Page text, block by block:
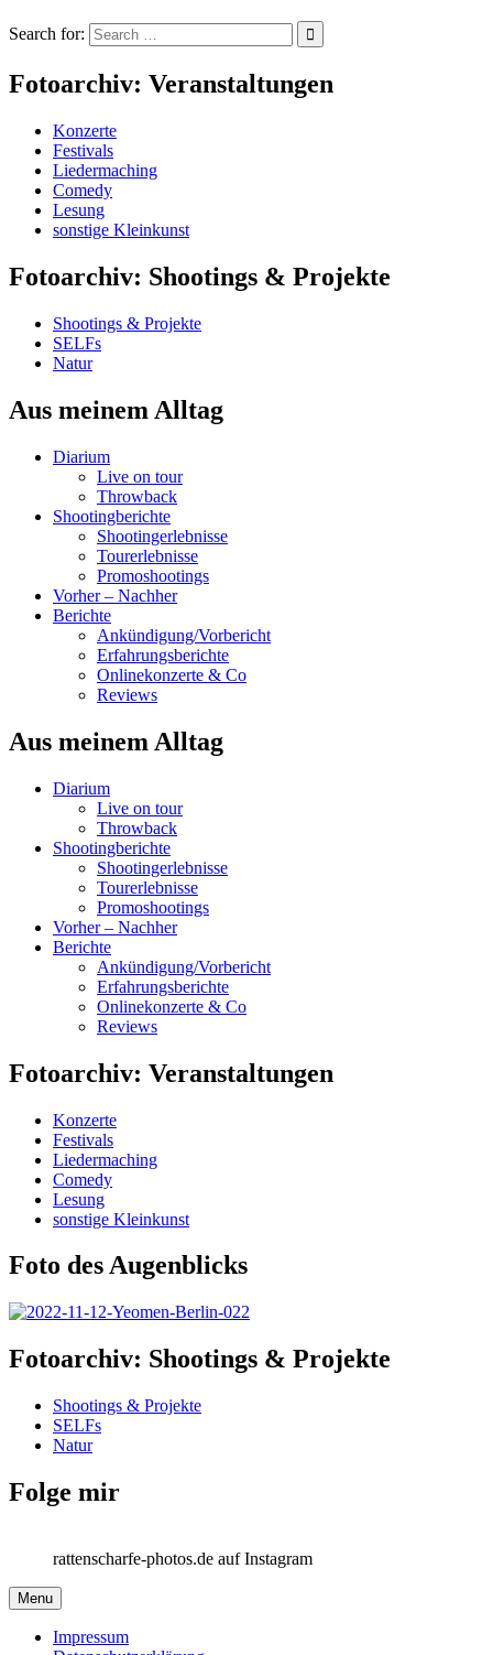
Search for:
Fotoarchiv: Veranstaltungen
Konzerte
Festivals
Liedermaching
Comedy
Lesung
sonstige Kleinkunst
Fotoarchiv: Shootings & Projekte
Shootings & Projekte
SELFs
Natur
Aus meinem Alltag
Diarium
Live on tour
Throwback
Shootingberichte
Shootingerlebnisse
Tourerlebnisse
Promoshootings
Vorher – Nachher
Berichte
Ankündigung/Vorbericht
Erfahrungsberichte
Onlinekonzerte & Co
Reviews
Aus meinem Alltag
Diarium
Live on tour
Throwback
Shootingberichte
Shootingerlebnisse
Tourerlebnisse
Promoshootings
Vorher – Nachher
Berichte
Ankündigung/Vorbericht
Erfahrungsberichte
Onlinekonzerte & Co
Reviews
Fotoarchiv: Veranstaltungen
Konzerte
Festivals
Liedermaching
Comedy
Lesung
sonstige Kleinkunst
Foto des Augenblicks
Fotoarchiv: Shootings & Projekte
Shootings & Projekte
SELFs
Natur
Folge mir
rattenscharfe-photos.de auf Instagram
Menu
Impressum